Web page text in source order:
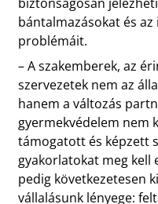
biztonságosan
bántalmazásokat és
problémáit.
– A szakemberek, az
szervezetek nem az
hanem a változás
gyermekvédelem nem
támogatott és képzett
gyakorlatokat meg kell
pedig következetesen
vállalásunk lényege: